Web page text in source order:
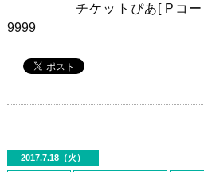
チケットぴあ[ Pコード
9999
2017.7.18（火）